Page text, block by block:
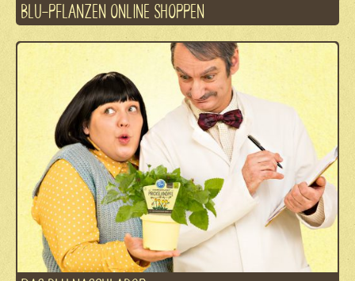
BLU-PFLANZEN ONLINE SHOPPEN